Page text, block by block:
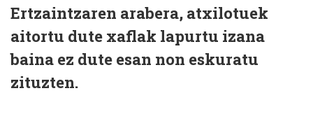
Ertzaintzaren arabera, atxilotuek
aitortu dute xaflak lapurtu izana
baina ez dute esan non eskuratu
zituzten.